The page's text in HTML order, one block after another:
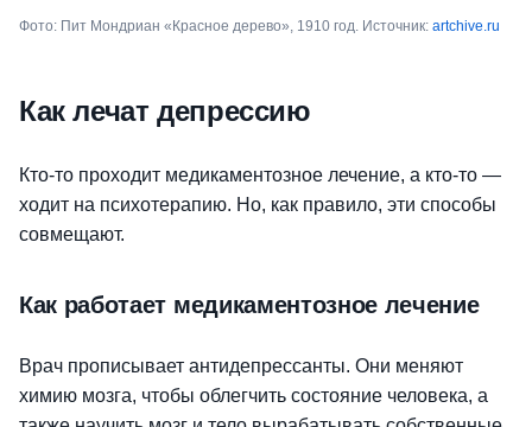
Фото: Пит Мондриан «Красное дерево», 1910 год. Источник: artchive.ru
Как лечат депрессию
Кто-то проходит медикаментозное лечение, а кто-то —
ходит на психотерапию. Но, как правило, эти способы
совмещают.
Как работает медикаментозное лечение
Врач прописывает антидепрессанты. Они меняют
химию мозга, чтобы облегчить состояние человека, а